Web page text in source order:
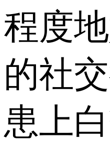
程度
的社交
患上